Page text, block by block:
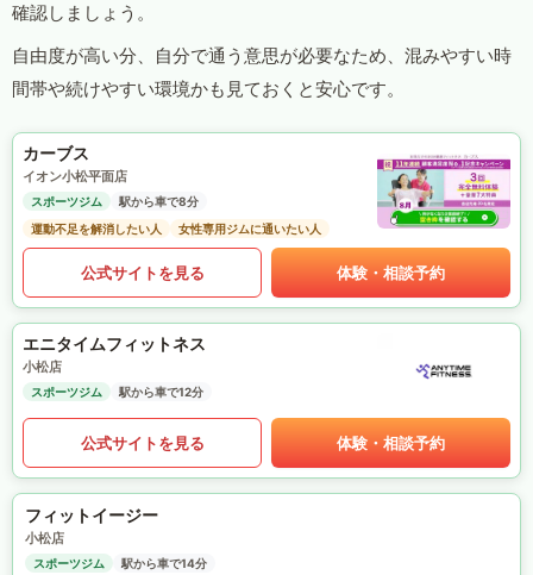
確認しましょう。
自由度が高い分、自分で通う意思が必要なため、混みやすい時
間帯や続けやすい環境かも見ておくと安心です。
カーブス
イオン小松平面店
スポーツジム
駅から車で8分
運動不足を解消したい人
女性専用ジムに通いたい人
公式サイトを見る 体験・相談予約
エニタイムフィットネス
小松店
スポーツジム 駅から車で12分
公式サイトを見る 体験・相談予約
フィットイージー
小松店
スポーツジム 駅から車で14分